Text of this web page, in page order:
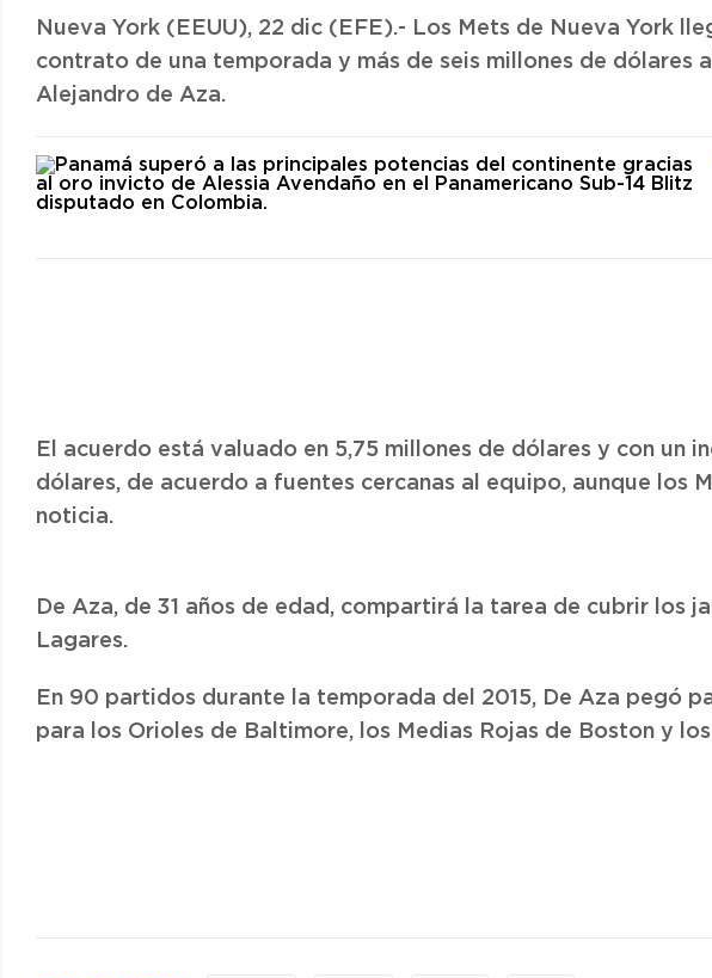
Nueva York (EEUU), 22 dic (EFE).- Los Mets de Nueva York
contrato de una temporada y más de seis millones de dólares
Alejandro de Aza.
El acuerdo está valuado en 5,75 millones de dólares y con un
dólares, de acuerdo a fuentes cercanas al equipo, aunque los
noticia.
De Aza, de 31 años de edad, compartirá la tarea de cubrir los
Lagares.
En 90 partidos durante la temporada del 2015, De Aza pegó
para los Orioles de Baltimore, los Medias Rojas de Boston y